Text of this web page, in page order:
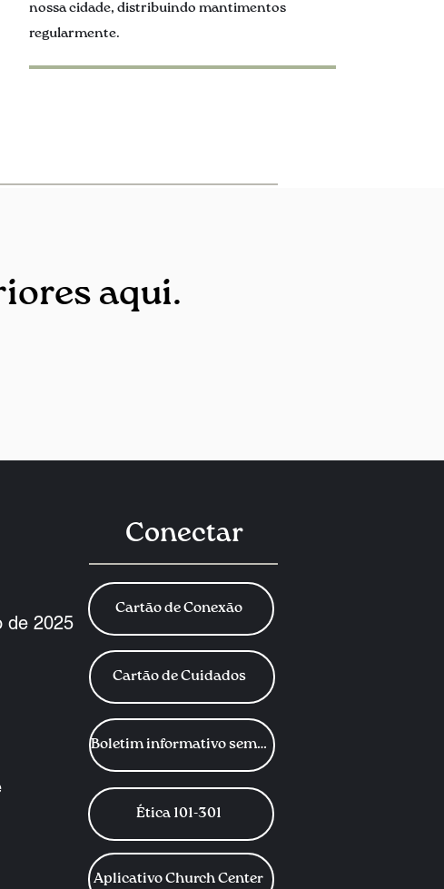
nossa cidade, distribuindo mantimentos
regularmente.
aqui.
de 2025
Conectar
Cartão de Conexão
Cartão de Cuidados
Boletim informativo semanal
Ética 101-301
Aplicativo Church Center